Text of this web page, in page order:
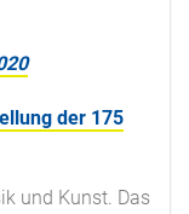
der 175
und Kunst. Das